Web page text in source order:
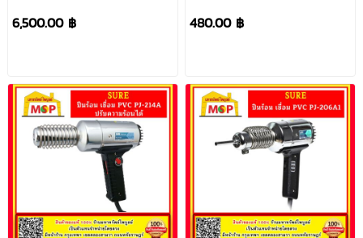
6,500.00 ฿ 480.00 ฿